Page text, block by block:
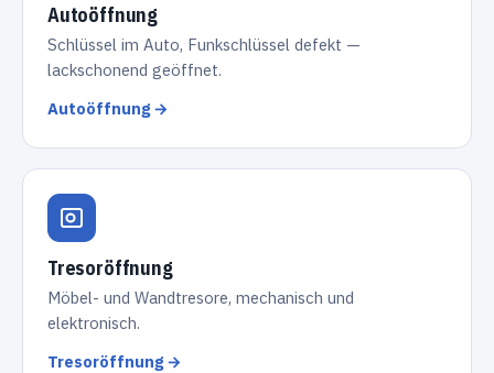
Autoöffnung
Schlüssel im Auto, Funkschlüssel defekt —
lackschonend geöffnet.
Autoöffnung →
Tresoröffnung
Möbel- und Wandtresore, mechanisch und
elektronisch.
Tresoröffnung →